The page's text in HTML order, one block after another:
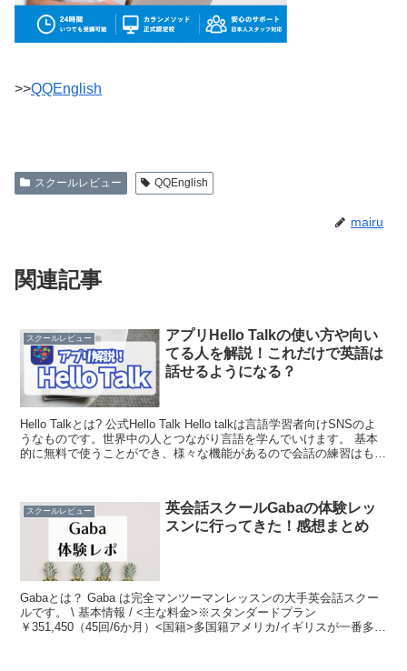
>>QQEnglish
スクールレビュー QQEnglish
mairu
関連記事
スクールレビュー
アプリHello Talkの使い方や向い
てる人を解説！これだけで英語は
話せるようになる？
Hello Talkとは? 公式Hello Talk Hello talkは言語学習者向けSNSのよ
うなものです。世界中の人とつながり言語を学んでいけます。 基本
的に無料で使うことができ、様々な機能があるので会話の練習はもち
スクールレビュー
英会話スクールGabaの体験レッ
スンに行ってきた！感想まとめ
Gabaとは？ Gaba は完全マンツーマンレッスンの大手英会話スクー
ルです。 \ 基本情報 / <主な料金>※スタンダードプラン
￥351,450（45回/6か月）<国籍>多国籍アメリカ/イギリスが一番多い